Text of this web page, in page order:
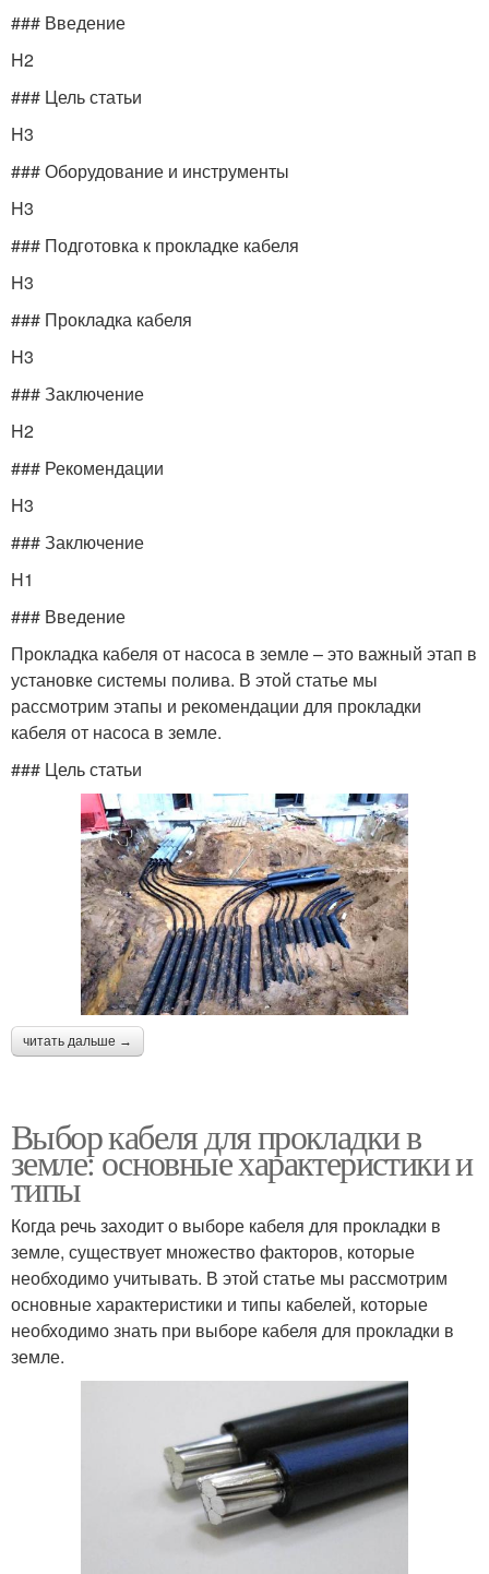
### Введение
H2
### Цель статьи
H3
### Оборудование и инструменты
H3
### Подготовка к прокладке кабеля
H3
### Прокладка кабеля
H3
### Заключение
H2
### Рекомендации
H3
### Заключение
H1
### Введение
Прокладка кабеля от насоса в земле – это важный этап в
установке системы полива. В этой статье мы
рассмотрим этапы и рекомендации для прокладки
кабеля от насоса в земле.
### Цель статьи
читать дальше →
Выбор кабеля для прокладки в
земле: основные характеристики и
типы
Когда речь заходит о выборе кабеля для прокладки в
земле, существует множество факторов, которые
необходимо учитывать. В этой статье мы рассмотрим
основные характеристики и типы кабелей, которые
необходимо знать при выборе кабеля для прокладки в
земле.